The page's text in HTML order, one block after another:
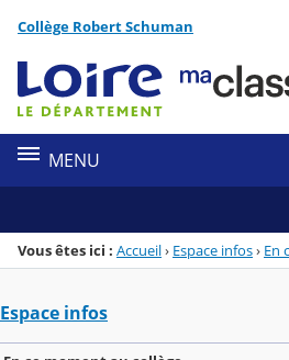
Menu de la rubrique
Contenu
Collège Robert Schuman
MENU
Vous êtes ici : Accueil› Espace infos› En
Espace infos